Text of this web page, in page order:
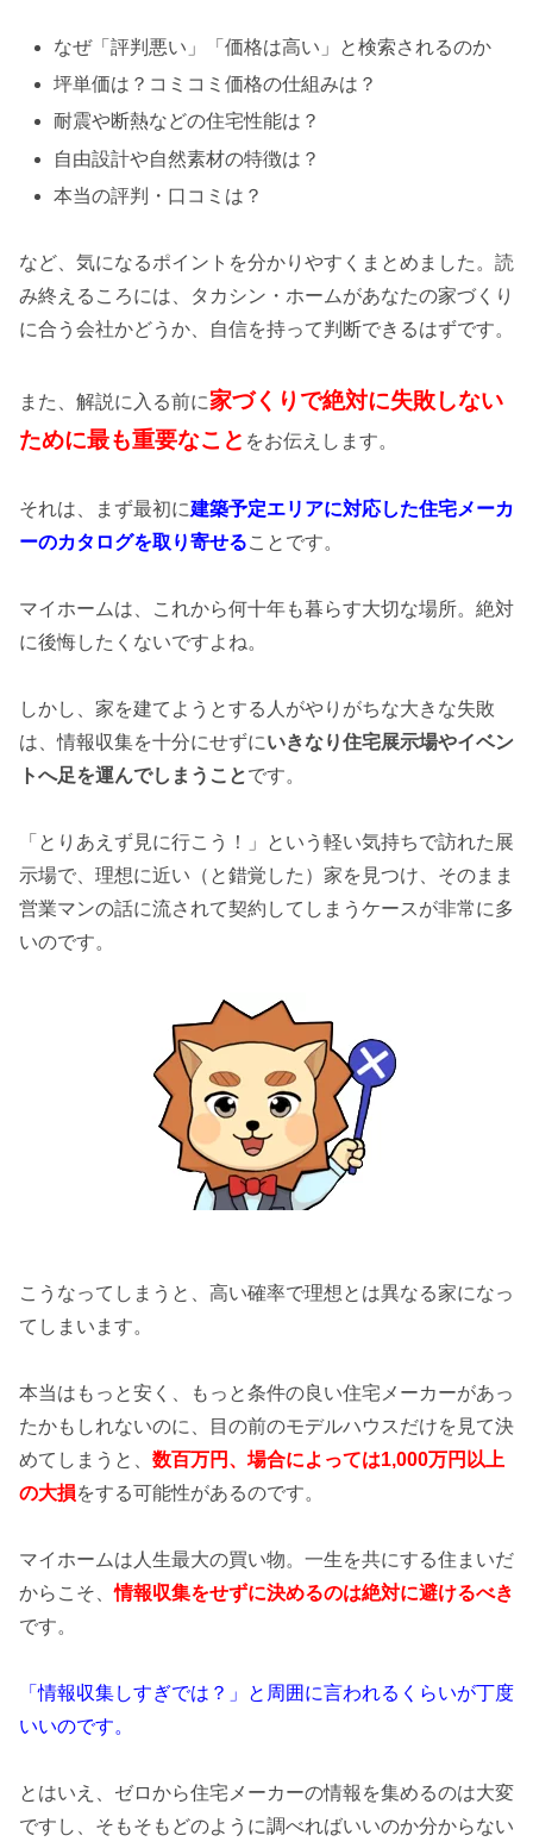
なぜ「評判悪い」「価格は高い」と検索されるのか
坪単価は？コミコミ価格の仕組みは？
耐震や断熱などの住宅性能は？
自由設計や自然素材の特徴は？
本当の評判・口コミは？
など、気になるポイントを分かりやすくまとめました。読
み終えるころには、タカシン・ホームがあなたの家づくり
に合う会社かどうか、自信を持って判断できるはずです。
また、解説に入る前に家づくりで絶対に失敗しない
ために最も重要なこと をお伝えします。
それは、まず最初に建築予定エリアに対応した住宅メーカ
ーのカタログを取り寄せることです。
マイホームは、これから何十年も暮らす大切な場所。絶対
に後悔したくないですよね。
しかし、家を建てようとする人がやりがちな大きな失敗
は、情報収集を十分にせずにいきなり住宅展示場やイベン
トへ足を運んでしまうことです。
「とりあえず見に行こう！」という軽い気持ちで訪れた展
示場で、理想に近い（と錯覚した）家を見つけ、そのまま
営業マンの話に流されて契約してしまうケースが非常に多
いのです。
こうなってしまうと、高い確率で理想とは異なる家になっ
てしまいます。
本当はもっと安く、もっと条件の良い住宅メーカーがあっ
たかもしれないのに、目の前のモデルハウスだけを見て決
めてしまうと、 数百万円、場合によっては1,000万円以上
の大損をする可能性があるのです。
マイホームは人生最大の買い物。一生を共にする住まいだ
からこそ、情報収集をせずに決めるのは絶対に避けるべき
です。
「情報収集しすぎでは？」と周囲に言われるくらいが丁度
いいのです。
とはいえ、ゼロから住宅メーカーの情報を集めるのは大変
ですし、そもそもどのように調べればいいのか分からない